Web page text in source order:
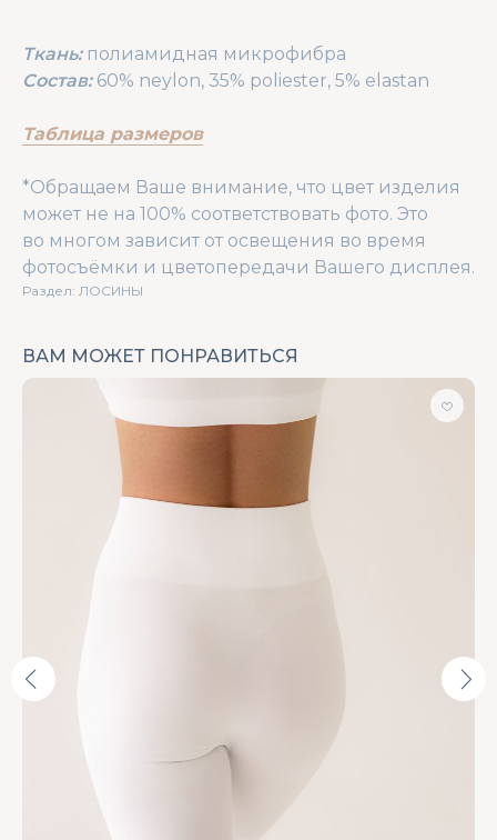
Ткань:полиамидная микрофибра
Состав: 60% neylon, 35% poliester, 5% elastan
Таблица размеров
*Обращаем Ваше внимание, что цвет изделия
может не на 100% соответствовать фото. Это
во многом зависит от освещения во время
фотосъёмки и цветопередачи Вашего дисплея.
Раздел: ЛОСИНЫ
ВАМ МОЖЕТ ПОНРАВИТЬСЯ